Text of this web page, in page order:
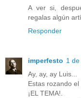
A ver si,
regalas algún
Responder
imperfesto 1
Ay, ay, ay Luis...
Estas rozando el
¡EL TEMA!.